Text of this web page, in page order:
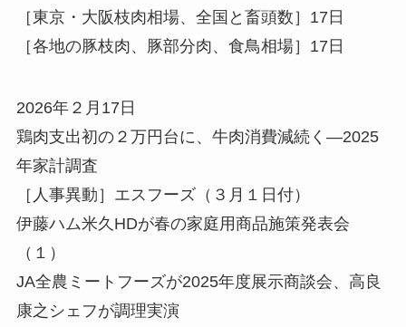
［東京・大阪枝肉相場、全国と畜頭数］17日
［各地の豚枝肉、豚部分肉、食鳥相場］17日
2026年２月17日
鶏肉支出初の２万円台に、牛肉消費減続く—2025
年家計調査
［人事異動］エスフーズ（３月１日付）
伊藤ハム米久HDが春の家庭用商品施策発表会
（１）
JA全農ミートフーズが2025年度展示商談会、高良
康之シェフが調理実演